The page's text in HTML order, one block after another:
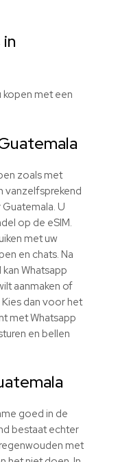
kopen met een
zoals met
vanzelfsprekend
U
op de eSIM.
met uw
en chats. Na
Whatsapp
aanmaken of
dan voor het
met Whatsapp
en bellen
goed in de
bestaat echter
met